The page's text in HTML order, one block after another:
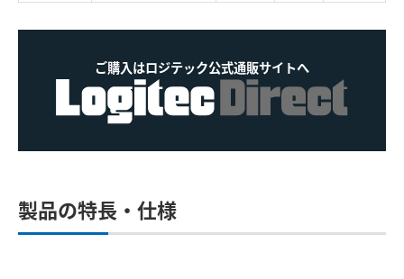
ご購入はロジテック公式通販サイトへ
製品の特長・仕様